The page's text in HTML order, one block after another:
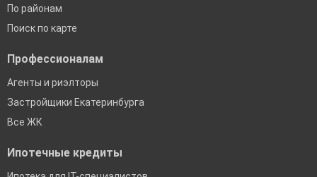
По районам
Поиск по карте
Профессионалам
Агенты и риэлторы
Застройщики Екатеринбурга
Все ЖК
Ипотечные кредиты